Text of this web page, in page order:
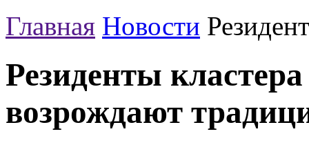
Главная Новости
Резиденты
возрождают